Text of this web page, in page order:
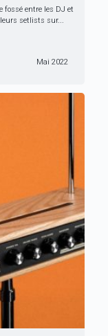
fossé entre les DJ et
setlists sur...
Mai 2022